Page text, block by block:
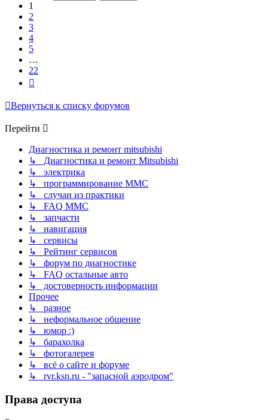
1
2
3
4
5
…
22
Вернуться к списку форумов
Перейти
Диагностика и ремонт mitsubishi
↳ Диагностика и ремонт Mitsubishi
↳ электрика
↳ программирование MMC
↳ случаи из практики
↳ FAQ MMC
↳ запчасти
↳ навигация
↳ сервисы
↳ Рейтинг сервисов
↳ форум по диагностике
↳ FAQ остальные авто
↳ достоверность информации
Прочее
↳ разное
↳ неформальное общение
↳ юмор :)
↳ барахолка
↳ фотогалерея
↳ всё о сайте и форуме
↳ rvr.ksn.ru - "запасной аэродром"
Права доступа